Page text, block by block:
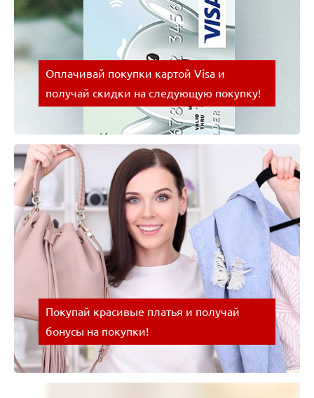
Оплачивай покупки картой Visa и
получай скидки на следующую покупку!
Оплачивай покупки картой Visa и получай скидки
на следующую покупку!
Покупай красивые платья и получай
бонусы на покупки!
Покупай красивые платья и получай бонусы на
покупки! Успевайте воспользоваться выгодным
предложением!